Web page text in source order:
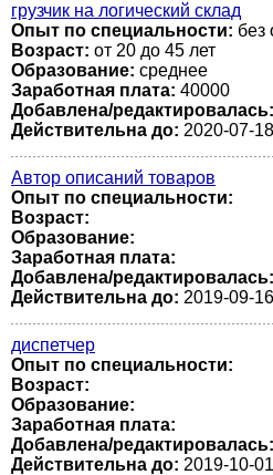
грузчик на логический склад
Опыт по специальности: без
Возраст: от 20 до 45 лет
Образование: среднее
Заработная плата: 40000
Добавлена/редактировалась:
Действительна до: 2020-07-18
Автор описаний товаров
Опыт по специальности:
Возраст:
Образование:
Заработная плата:
Добавлена/редактировалась:
Действительна до: 2019-09-16
диспетчер
Опыт по специальности:
Возраст:
Образование:
Заработная плата:
Добавлена/редактировалась:
Действительна до: 2019-10-01